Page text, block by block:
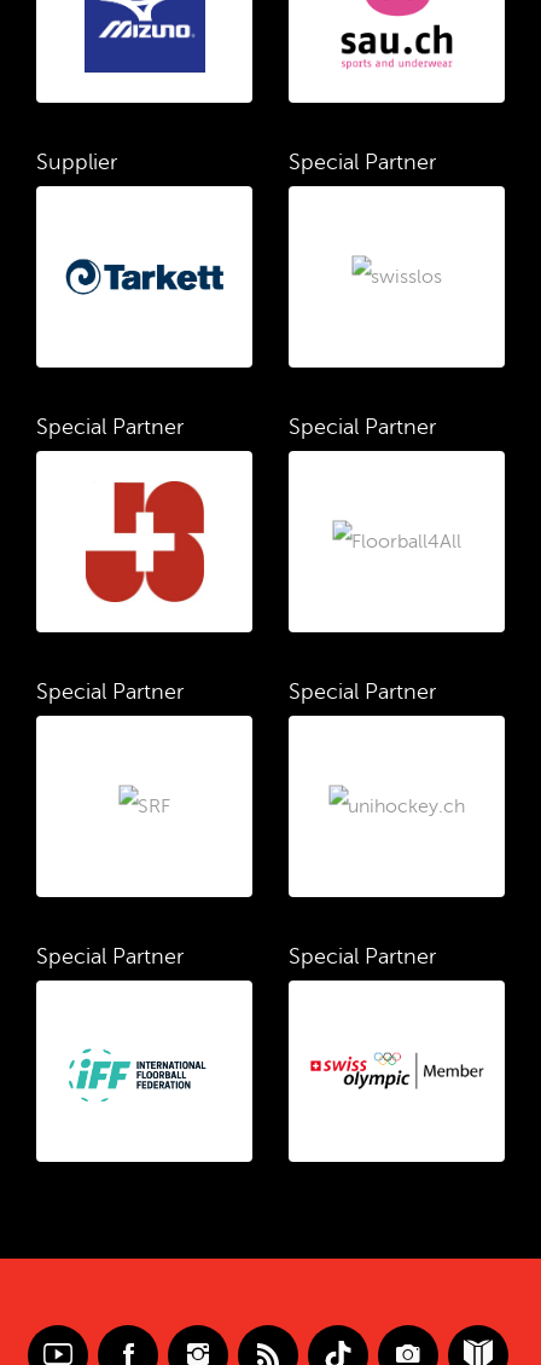
Supplier Special Partner
Special Partner Special Partner
Special Partner Special Partner
Special Partner Special Partner